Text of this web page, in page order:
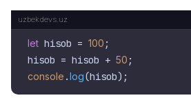
let hisob = 100 ;
hisob = hisob + 50
console .log